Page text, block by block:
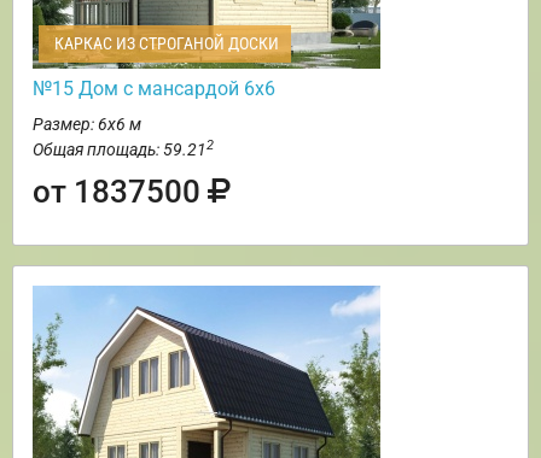
КАРКАС ИЗ СТРОГАНОЙ ДОСКИ
№15 Дом с мансардой 6х6
Размер: 6х6 м
Общая площадь: 59.212
от 1837500